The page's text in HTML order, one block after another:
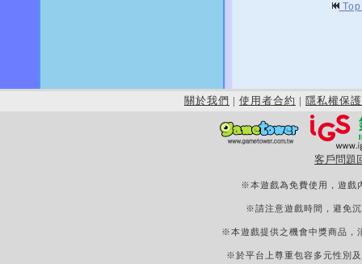
關於我們 | 使用者合約 | 隱私權保護
客戶問題
※本遊戲為免費使用，遊戲
※請注意遊戲時間，避免
※本遊戲提供之機會中獎商品，
※於平台上尊重包容多元性別